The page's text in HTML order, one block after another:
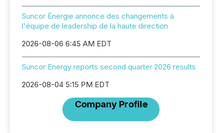
Suncor Énergie annonce des changements à
l'équipe de leadership de la haute direction
2026-08-06 6:45 AM EDT
Suncor Energy reports second quarter 2026 results
2026-08-04 5:15 PM EDT
Company Profile